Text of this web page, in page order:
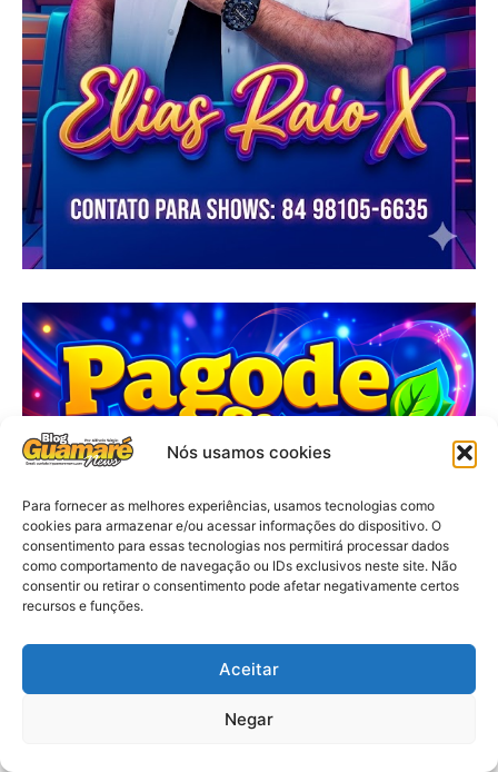
Nós usamos cookies
Para fornecer as melhores experiências, usamos tecnologias como
cookies para armazenar e/ou acessar informações do dispositivo. O
consentimento para essas tecnologias nos permitirá processar dados
como comportamento de navegação ou IDs exclusivos neste site. Não
consentir ou retirar o consentimento pode afetar negativamente certos
recursos e funções.
Aceitar
Negar